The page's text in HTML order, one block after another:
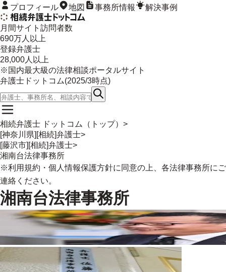
プロフィール 地図 事務所情報 解決事例
月間サイト訪問者数
690万人以上
登録弁護士
28,000人以上
※国内最大級の法律相談ポータルサイト
弁護士ドットコム(2025/3時点)
相続弁護士 ドットコム（トップ） >
[神奈川県][相続]弁護士>
[藤沢市][相続]弁護士>
湘南台法律事務所
※利用規約 ・ 個人情報保護方針に同意の上、各法律事務所にご
連絡ください。
湘南台法律事務所